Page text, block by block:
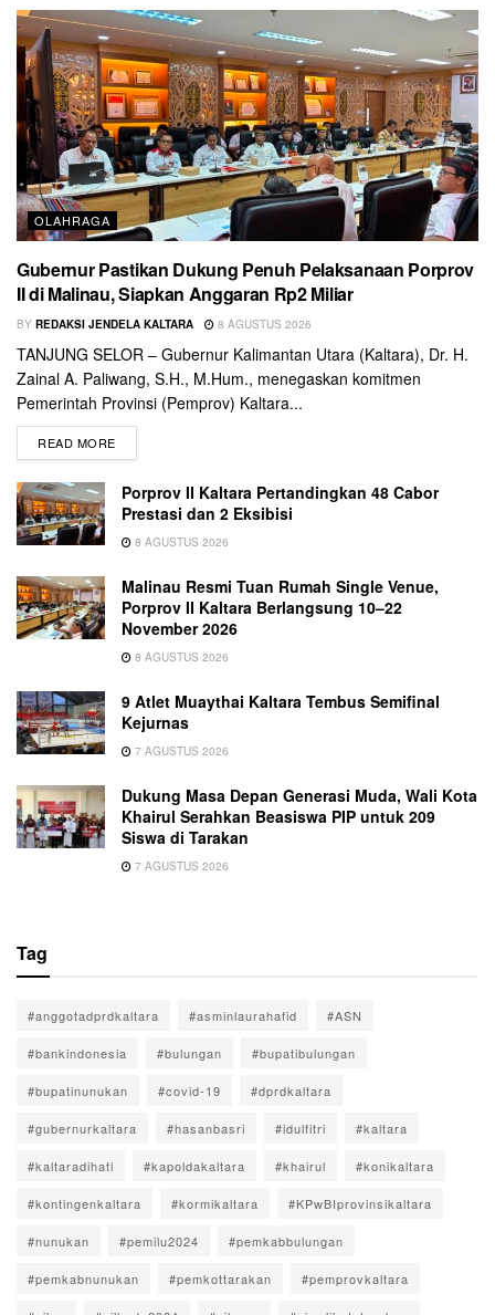
OLAHRAGA
Gubernur Pastikan Dukung Penuh Pelaksanaan Porprov
II di Malinau, Siapkan Anggaran Rp2 Miliar
BY REDAKSI JENDELA KALTARA 8 AGUSTUS 2026
TANJUNG SELOR – Gubernur Kalimantan Utara (Kaltara), Dr. H.
Zainal A. Paliwang, S.H., M.Hum., menegaskan komitmen
Pemerintah Provinsi (Pemprov) Kaltara...
READ MORE
Porprov II Kaltara Pertandingkan 48 Cabor
Prestasi dan 2 Eksibisi
8 AGUSTUS 2026
Malinau Resmi Tuan Rumah Single Venue,
Porprov II Kaltara Berlangsung 10–22
November 2026
8 AGUSTUS 2026
9 Atlet Muaythai Kaltara Tembus Semifinal
Kejurnas
7 AGUSTUS 2026
Dukung Masa Depan Generasi Muda, Wali Kota
Khairul Serahkan Beasiswa PIP untuk 209
Siswa di Tarakan
7 AGUSTUS 2026
Tag
#anggotadprdkaltara #asminlaurahafid #ASN
#bankindonesia #bulungan #bupatibulungan
#bupatinunukan #covid-19 #dprdkaltara
#gubernurkaltara #hasanbasri #idulfitri #kaltara
#kaltaradihati #kapoldakaltara #khairul #konikaltara
#kontingenkaltara #kormikaltara #KPwBIprovinsikaltara
#nunukan #pemilu2024 #pemkabbulungan
#pemkabnunukan #pemkottarakan #pemprovkaltara